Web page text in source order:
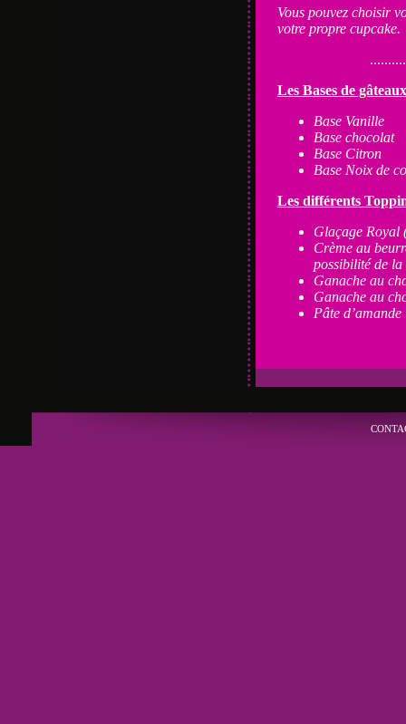
Vous pouvez choisir
votre propre cupcake.
Les Bases de gâteaux
Base Vanille
Base chocolat
Base Citron
Base Noix de
Les différents
Glaçage Royal
Crème au
possibilité de
Ganache au
Ganache au
Pâte d’amande